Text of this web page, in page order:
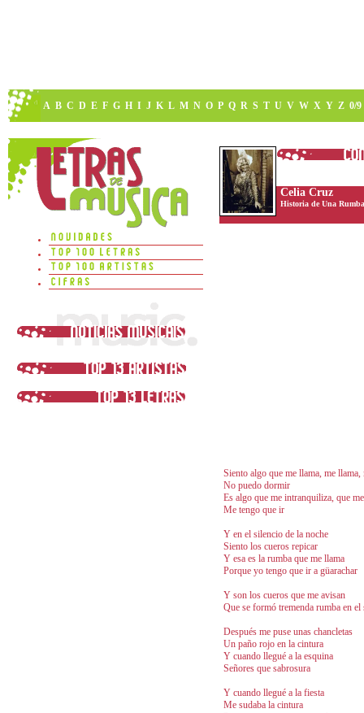
A B C D E F G H I J K L M N O P Q R S T U V W X Y Z 0/9
Celia Cruz
Historia de Una
Siento algo que me llama, me llama,
No puedo dormir
Es algo que me intranquiliza, que
Me tengo que ir
Y en el silencio de la noche
Siento los cueros repicar
Y esa es la rumba que me llama
Porque yo tengo que ir a güarachar
Y son los cueros que me avisan
Que se formó tremenda rumba en el
Después me puse unas chancletas
Un paño rojo en la cintura
Y cuando llegué a la esquina
Señores que sabrosura
Y cuando llegué a la fiesta
Me sudaba la cintura